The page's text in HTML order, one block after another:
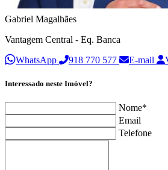
Gabriel Magalhães
Vantagem Central - Eq. Banca
WhatsApp
918 770 577 E-mail
Interessado neste Imóvel?
Nome*
Email
Telefone